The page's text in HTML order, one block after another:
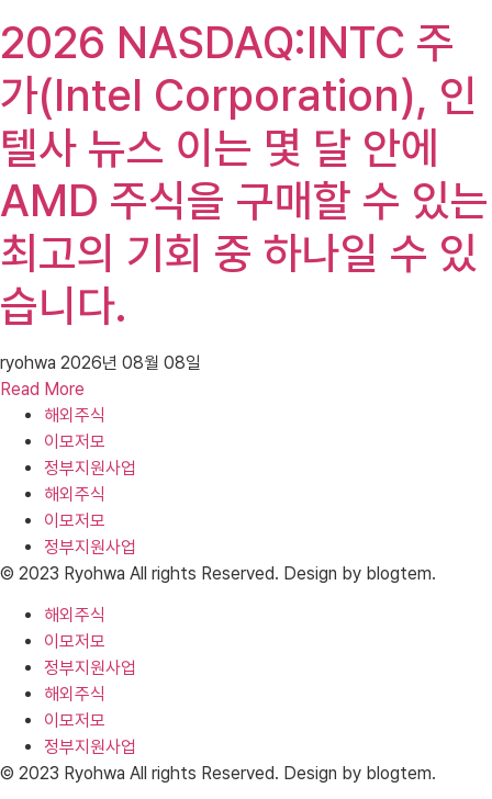
2026 NASDAQ:INTC 주
가(Intel Corporation), 인
텔사 뉴스 이는 몇 달 안에
AMD 주식을 구매할 수 있는
최고의 기회 중 하나일 수 있
습니다.
ryohwa 2026년 08월 08일
Read More
해외주식
이모저모
정부지원사업
해외주식
이모저모
정부지원사업
© 2023 Ryohwa All rights Reserved. Design by blogtem.
해외주식
이모저모
정부지원사업
해외주식
이모저모
정부지원사업
© 2023 Ryohwa All rights Reserved. Design by blogtem.